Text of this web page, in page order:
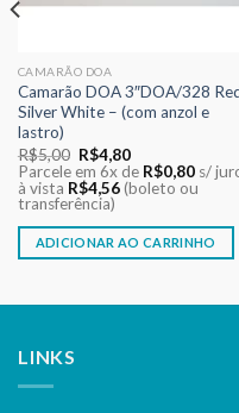
CAMARÃO DOA
Camarão DOA 3″DOA/328
Silver White – (com anzol e
lastro)
R$5,00 O
preço
original
era:
R$5,00.
R$4,80O
preço
atual
é:
Parcele em 6x de R$0,80 s/
à vista R$4,56 (boleto ou
transferência)
ADICIONAR AO CARRINHO
LINKS